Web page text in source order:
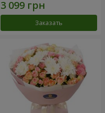
Заказать